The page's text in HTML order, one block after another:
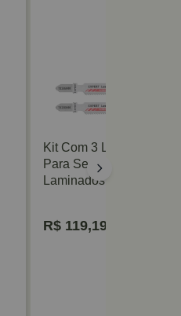
Kit Com 3 Lâminas
Para Serra Tico Tico
Laminados T128BHM
R$ 119,19